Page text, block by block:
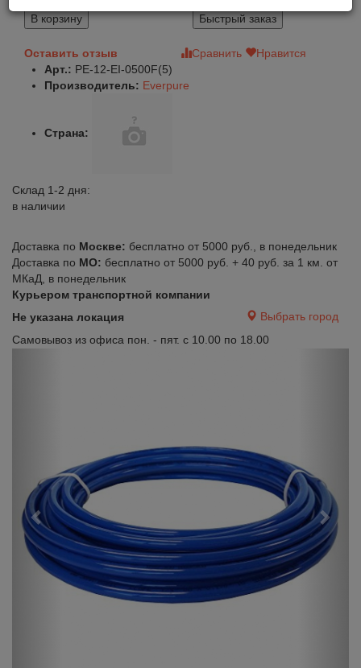
В корзину
Быстрый заказ
Оставить отзыв Сравнить
Нравится
Арт.: PE-12-EI-0500F(5)
Производитель: Everpure
Страна:
Склад 1-2 дня:
в наличии
Доставка по Москве: бесплатно от 5000 руб., в понедельник
Доставка по МО: бесплатно от 5000 руб. + 40 руб. за 1 км. от
МКаД, в понедельник
Курьером транспортной компании
Не указана локация
Выбрать город
Самовывоз из офиса пон. - пят. с 10.00 по 18.00